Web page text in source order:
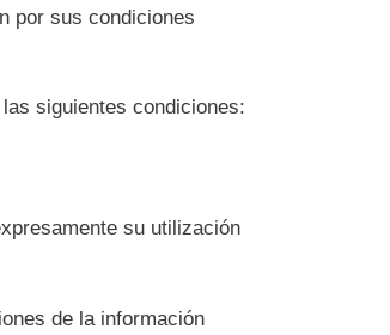
por sus condiciones
siguientes condiciones:
su utilización
de la información